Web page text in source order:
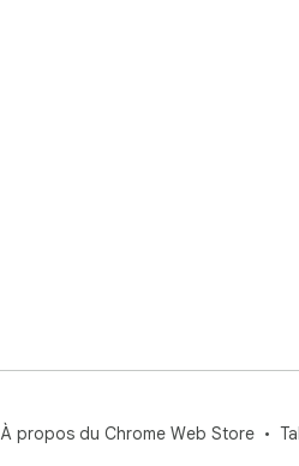
À propos du Chrome Web Store